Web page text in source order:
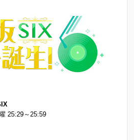
25:29～25:59